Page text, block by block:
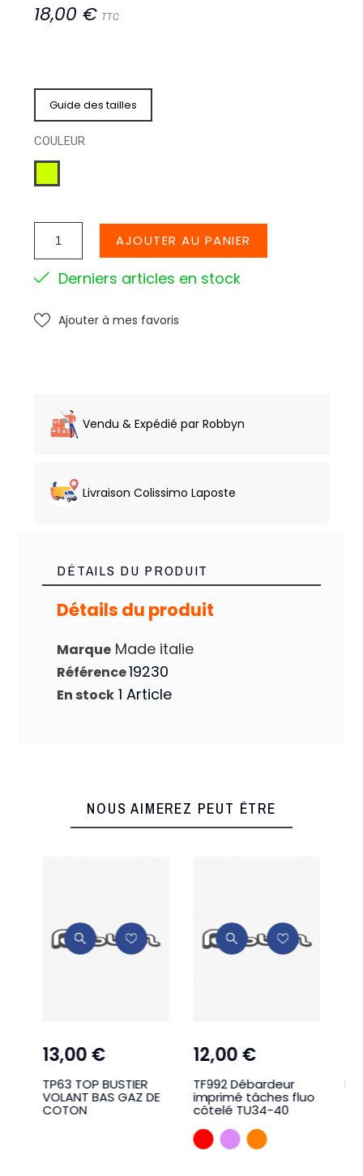
18,00 € TTC
Guide des tailles
COULEUR
AJOUTER AU PANIER
Derniers articles en stock
Ajouter à mes favoris
Vendu & Expédié par Robbyn
Livraison Colissimo Laposte
DÉTAILS DU PRODUIT
Détails du produit
Marque Made italie
Référence19230
En stock 1 Article
NOUS AIMEREZ PEUT ÊTRE
12,00 €
TF992 Débardeur
imprimé tâches fluo
côtelé TU34-40
1,00 €
ROBBYN - Pull